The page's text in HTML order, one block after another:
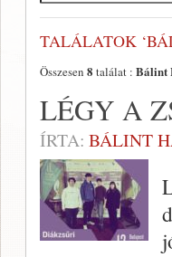
TALÁLATOK
Összesen 8 találat : Bálint
LÉGY A
ÍRTA: BÁLINT